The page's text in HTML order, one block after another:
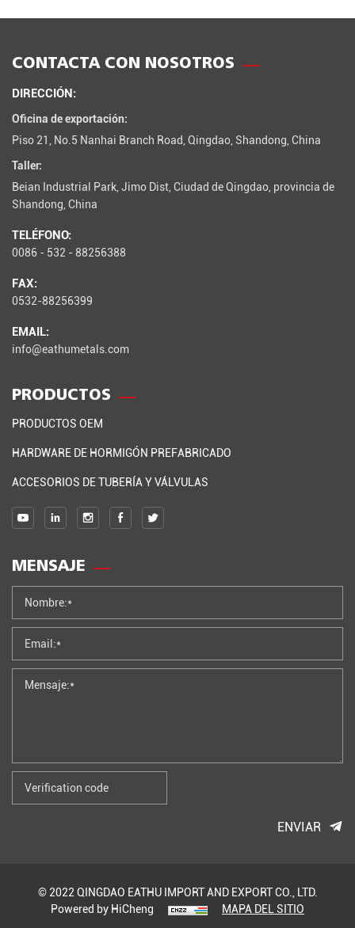
CONTACTA CON NOSOTROS
DIRECCIÓN:
Oficina de exportación:
Piso 21, No.5 Nanhai Branch Road, Qingdao, Shandong, China
Taller:
Beian Industrial Park, Jimo Dist, Ciudad de Qingdao, provincia de
Shandong, China
TELÉFONO:
0086 - 532 - 88256388
FAX:
0532-88256399
EMAIL:
info@eathumetals.com
PRODUCTOS
PRODUCTOS OEM
HARDWARE DE HORMIGÓN PREFABRICADO
ACCESORIOS DE TUBERÍA Y VÁLVULAS
MENSAJE
ENVIAR
© 2022 QINGDAO EATHU IMPORT AND EXPORT CO., LTD.
Powered by HiCheng
MAPA DEL SITIO